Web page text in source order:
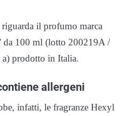
il profumo marca
da 100 ml (lotto 200219A /
prodotto in Italia.
allergeni
infatti, le fragranze Hexyl